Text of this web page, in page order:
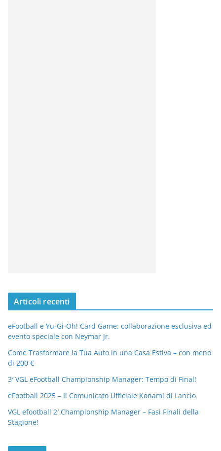
Articoli recenti
eFootball e Yu-Gi-Oh! Card Game: collaborazione esclusiva ed
evento speciale con Neymar Jr.
Come Trasformare la Tua Auto in una Casa Estiva – con meno
di 200 €
3′ VGL eFootball Championship Manager: Tempo di Final!
eFootball 2025 – Il Comunicato Ufficiale Konami di Lancio
VGL efootball 2′ Championship Manager – Fasi Finali della
Stagione!